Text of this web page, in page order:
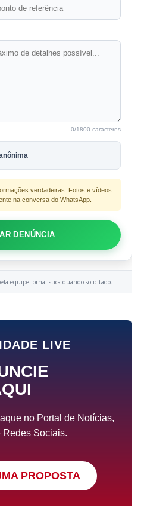
0/1800 caracteres
verdadeiras. Fotos e vídeos
na conversa do WhatsApp.
DENÚNCIA
equipe jornalística quando solicitado.
LIVE
no Portal de Notícias,
Redes Sociais.
PROPOSTA